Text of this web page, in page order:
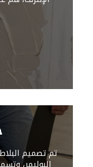
تم تصميم